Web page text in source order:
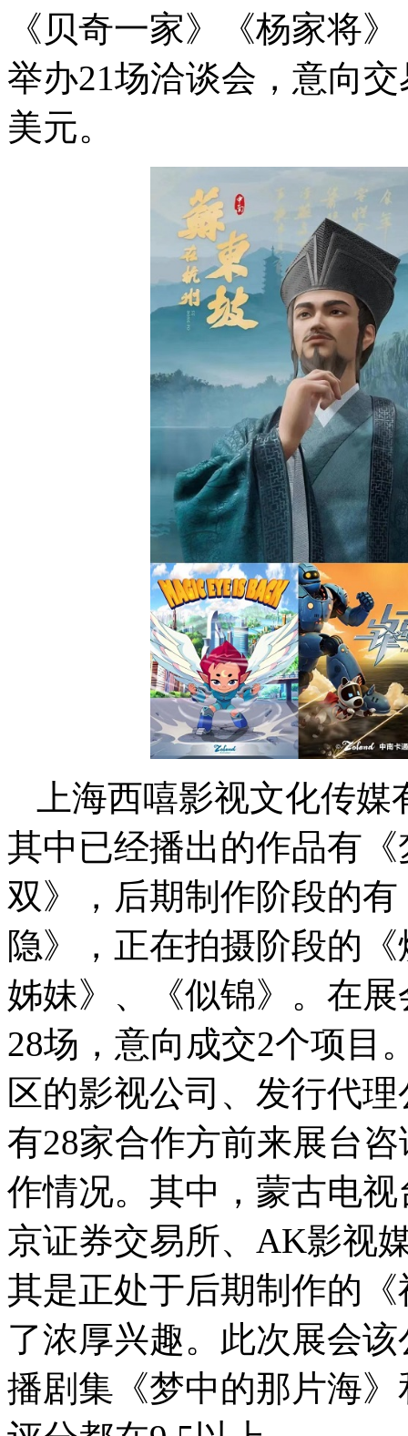
《贝奇一家》《杨家将
举办21场洽谈会，意向
美元。
上海西嘻影视文化传
其中已经播出的作品有
双》，后期制作阶段的
隐》，正在拍摄阶段的
姊妹》、《似锦》。在
28场，意向成交2个项目
区的影视公司、发行代
有28家合作方前来展台
作情况。其中，蒙古电
京证券交易所、AK影视
其是正处于后期制作的
了浓厚兴趣。此次展会
播剧集《梦中的那片海